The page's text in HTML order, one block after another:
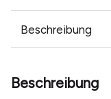
Beschreibung
Beschreibung